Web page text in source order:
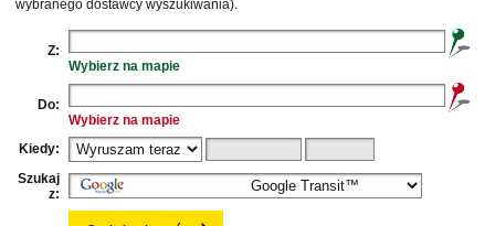
wybranego dostawcy wyszukiwania).
Z:
Wybierz na mapie
Do:
Wybierz na mapie
Kiedy:
Szukaj
z: